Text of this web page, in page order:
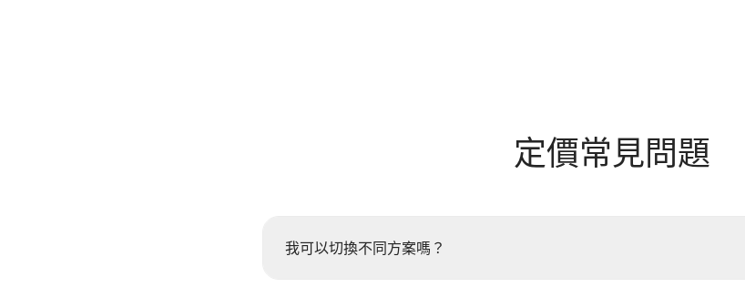
定價常見問題
我可以切換不同方案嗎？